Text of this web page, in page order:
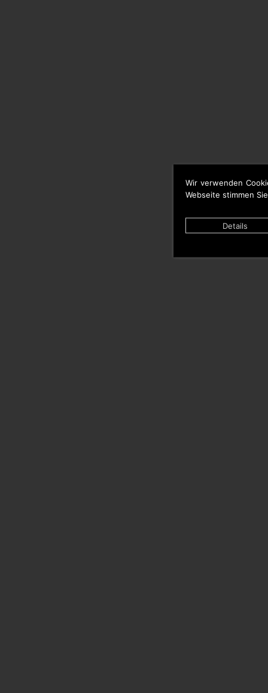
Wir verwenden
Webseite stimmen
Details